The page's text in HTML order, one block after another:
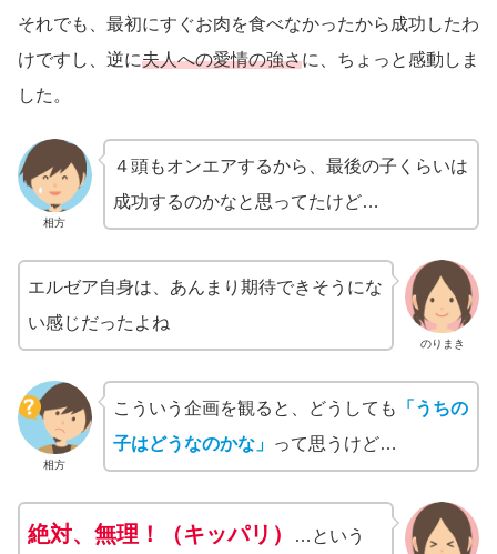
それでも、最初にすぐお肉を食べなかったから成功したわ
けですし、逆に夫人への愛情の強さに、ちょっと感動しま
した。
相方
４頭もオンエアするから、最後の子くらいは
成功するのかなと思ってたけど…
のりまき
エルゼア自身は、あんまり期待できそうにな
い感じだったよね
相方
こういう企画を観ると、どうしても 「うちの
子はどうなのかな」 って思うけど…
絶対、無理！（キッパリ）
…という